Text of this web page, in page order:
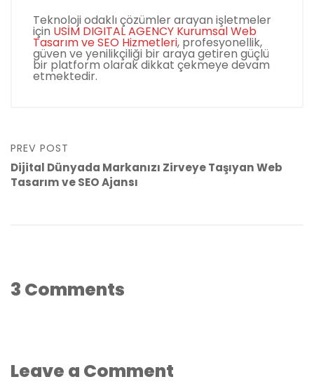
Teknoloji odaklı çözümler arayan işletmeler
için USİM DIGITAL AGENCY Kurumsal Web
Tasarım ve SEO Hizmetleri, profesyonellik,
güven ve yenilikçiliği bir araya getiren güçlü
bir platform olarak dikkat çekmeye devam
etmektedir.
PREV POST
Dijital Dünyada Markanızı Zirveye Taşıyan Web
Tasarım ve SEO Ajansı
3 Comments
Leave a Comment